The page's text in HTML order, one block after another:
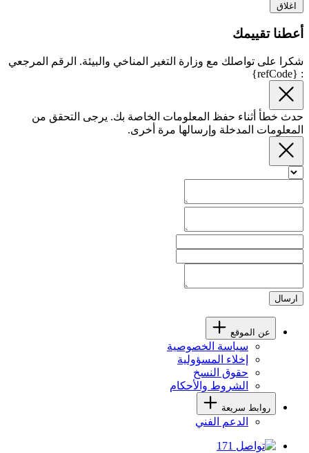
اغلاق
أعطنا تقييمك
شكرا على تواصلك مع وزارة التغير المناخي والبيئة. الرقم المرجعي
: {refCode}
حدث خطأ أثناء حفظ المعلومات الخاصة بك. يرجى التحقق من
المعلومات المدخلة وإرسالها مرة أخرى.
ارسال
عن الموقع
سياسة الخصوصية
إخلاء المسؤولية
حقوق النسخ
الشروط والأحكام
روابط سريعة
الدعم الفني